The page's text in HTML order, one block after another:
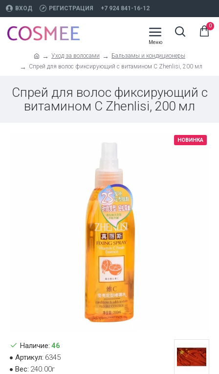
ВХОД РЕГИСТРАЦИЯ +7 924 841-16-12
0
Уход за волосами
Бальзамы и кондиционеры
Спрей для волос фиксирующий с витамином C Zhenlisi, 200 мл
Спрей для волос фиксирующий с
витамином C Zhenlisi, 200 мл
НОВИНКА
Наличие: 46
Артикул: 6345
Вес: 240.00г